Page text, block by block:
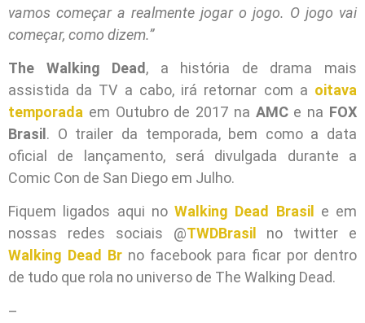
vamos começar a realmente jogar o jogo. O jogo vai
começar, como dizem.”
The Walking Dead , a história de drama mais
assistida da TV a cabo, irá retornar com a oitava
temporada em Outubro de 2017 na AMCe na FOX
Brasil . O trailer da temporada, bem como a data
oficial de lançamento, será divulgada durante a
Comic Con de San Diego em Julho.
Fiquem ligados aqui no Walking Dead Brasil
e em
nossas redes sociais @TWDBrasil
no twitter e
Walking Dead Brno facebook para ficar por dentro
de tudo que rola no universo de The Walking Dead.
–